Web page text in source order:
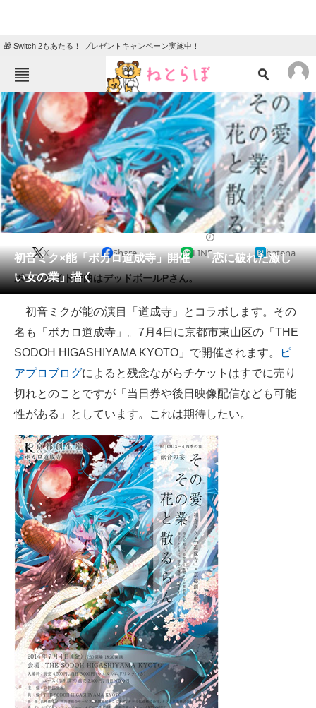
🎁 Switch 2もあたる！ プレゼントキャンペーン実施中！
ねとらぼメニュー
TOP ニュース
エンタメ クイズ
グルメ 地域
住まい 教育・育児
動物 リサーチ
会員記事
メディア
注目記事を集めた総合ページ
ITの今と未来を見通す
スマホと通信の最新トレンド
好きが集まる 比べて選べる
ビジネスと働き方のヒント
AI活用のいまが分かる
企業ITのトレンドを詳説
経営リーダーのコミュニティ
マーケ×ITの今がよく分かる
ITエンジニア向け専門サイト
企業向けIT製品の総合サイト
IT製品の技術・比較・事例
初音ミク×能「ボカロ道成寺」開催 「恋に破れた激し
い女の業」描く
X Share LINE hatena
ボーカロイド作曲はデッドボールPさん。
初音ミクが能の演目「道成寺」とコラボします。その
名も「ボカロ道成寺」。7月4日に京都市東山区の「THE
SODOH HIGASHIYAMA KYOTO」で開催されます。
ピ
アプロブログによると残念ながらチケットはすでに売り
切れとのことですが「当日券や後日映像配信なども可能
性がある」としています。これは期待したい。